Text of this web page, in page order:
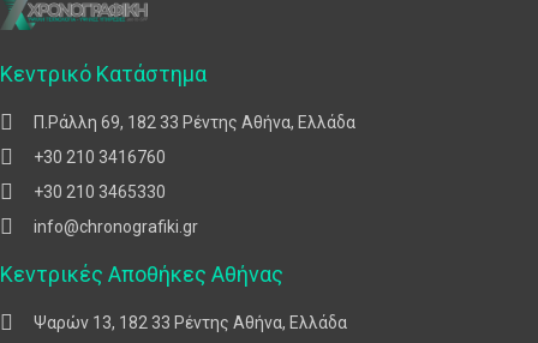
Κεντρικό Κατάστημα
Π.Ράλλη 69, 182 33 Ρέντης Αθήνα, Ελλάδα
+30 210 3416760
+30 210 3465330
info@chronografiki.gr
Κεντρικές Αποθήκες Αθήνας
Ψαρών 13, 182 33 Ρέντης Αθήνα, Ελλάδα